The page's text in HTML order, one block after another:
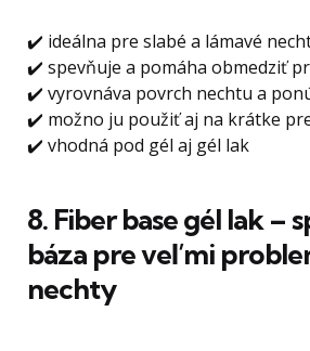
✔️ ideálna pre slabé a lámavé
✔️ spevňuje a pomáha obmedziť
✔️ vyrovnáva povrch nechtu a
✔️ možno ju použiť aj na krátke
✔️ vhodná pod gél aj gél lak
8. Fiber base gél lak –
báza pre veľmi
nechty